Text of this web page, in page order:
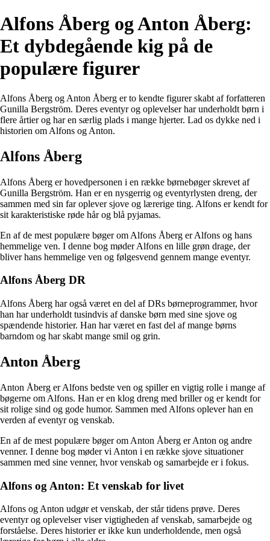
Alfons Åberg og Anton Åberg:
Et dybdegående kig på de
populære figurer
Alfons Åberg og Anton Åberg er to kendte figurer skabt af forfatteren
Gunilla Bergström. Deres eventyr og oplevelser har underholdt børn i
flere årtier og har en særlig plads i mange hjerter. Lad os dykke ned i
historien om Alfons og Anton.
Alfons Åberg
Alfons Åberg er hovedpersonen i en række børnebøger skrevet af
Gunilla Bergström. Han er en nysgerrig og eventyrlysten dreng, der
sammen med sin far oplever sjove og lærerige ting. Alfons er kendt for
sit karakteristiske røde hår og blå pyjamas.
En af de mest populære bøger om Alfons Åberg er Alfons og hans
hemmelige ven. I denne bog møder Alfons en lille grøn drage, der
bliver hans hemmelige ven og følgesvend gennem mange eventyr.
Alfons Åberg DR
Alfons Åberg har også været en del af DRs børneprogrammer, hvor
han har underholdt tusindvis af danske børn med sine sjove og
spændende historier. Han har været en fast del af mange børns
barndom og har skabt mange smil og grin.
Anton Åberg
Anton Åberg er Alfons bedste ven og spiller en vigtig rolle i mange af
bøgerne om Alfons. Han er en klog dreng med briller og er kendt for
sit rolige sind og gode humor. Sammen med Alfons oplever han en
verden af eventyr og venskab.
En af de mest populære bøger om Anton Åberg er Anton og andre
venner. I denne bog møder vi Anton i en række sjove situationer
sammen med sine venner, hvor venskab og samarbejde er i fokus.
Alfons og Anton: Et venskab for livet
Alfons og Anton udgør et venskab, der står tidens prøve. Deres
eventyr og oplevelser viser vigtigheden af venskab, samarbejde og
forståelse. Deres historier er ikke kun underholdende, men også